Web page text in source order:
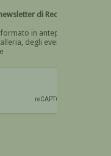
di Recta
in anteprima
degli eventi